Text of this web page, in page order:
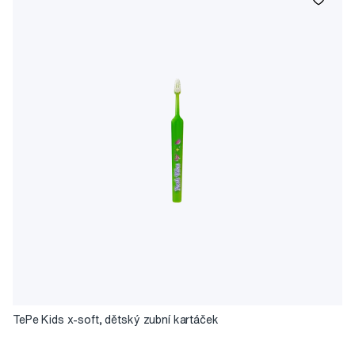
TePe Kids x-soft, dětský zubní kartáček